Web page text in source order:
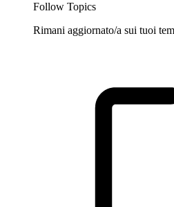
Follow Topics
Rimani aggiornato/a sui tuoi